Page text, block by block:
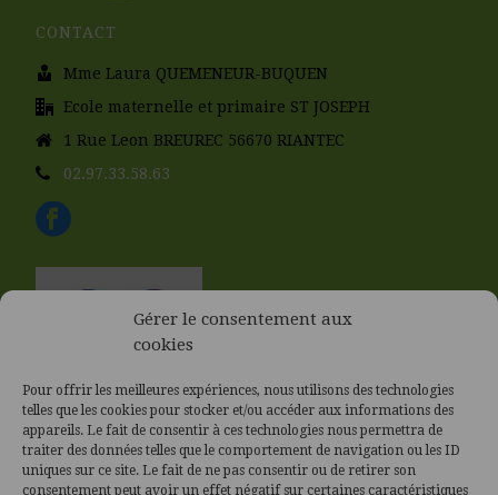
Gérer le consentement aux
cookies
Pour offrir les meilleures expériences, nous utilisons des technologies
telles que les cookies pour stocker et/ou accéder aux informations des
appareils. Le fait de consentir à ces technologies nous permettra de
traiter des données telles que le comportement de navigation ou les ID
uniques sur ce site. Le fait de ne pas consentir ou de retirer son
consentement peut avoir un effet négatif sur certaines caractéristiques
CONTACT
Mme Laura QUEMENEUR-BUQUEN
Ecole maternelle et primaire ST JOSEPH
1 Rue Leon BREUREC 56670 RIANTEC
02.97.33.58.63